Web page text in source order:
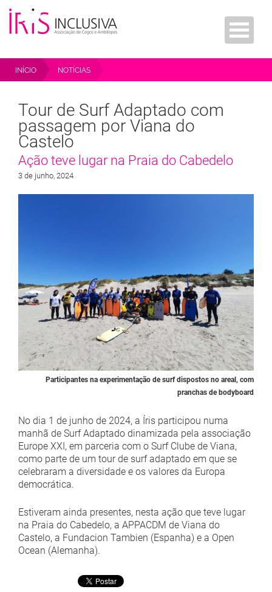
INÍCIO NOTÍCIAS
Tour de Surf Adaptado com
passagem por Viana do
Castelo
Ação teve lugar na Praia do Cabedelo
3 de junho, 2024
Participantes na experimentação de surf dispostos no areal, com
pranchas de bodyboard
No dia 1 de junho de 2024, a Íris participou numa
manhã de Surf Adaptado dinamizada pela associação
Europe XXI, em parceria com o Surf Clube de Viana,
como parte de um tour de surf adaptado em que se
celebraram a diversidade e os valores da Europa
democrática.
Estiveram ainda presentes, nesta ação que teve lugar
na Praia do Cabedelo, a APPACDM de Viana do
Castelo, a Fundacion Tambien (Espanha) e a Open
Ocean (Alemanha).